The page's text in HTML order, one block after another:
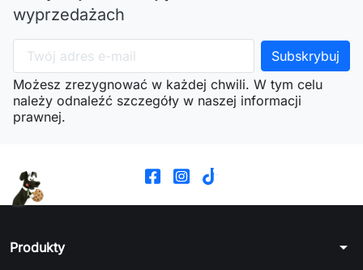
wyprzedażach
Możesz zrezygnować w każdej chwili. W tym celu
należy odnaleźć szczegóły w naszej informacji
prawnej.
Produkty arrow_drop_down